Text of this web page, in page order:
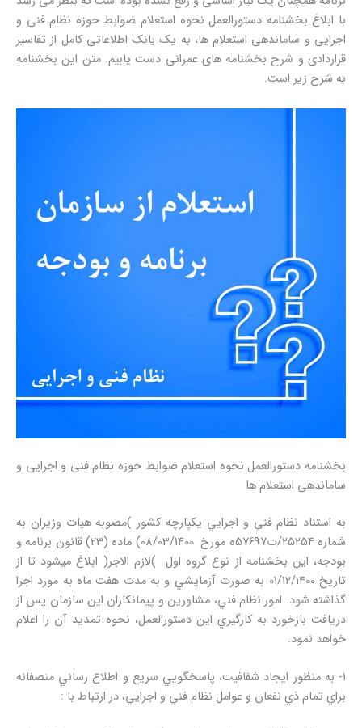
با ابلاغ بخشنامه دستورالعمل نحوه استعلام ضوابط حوزه نظام فنی و
اجرایی و ساماندهی استعلام ها، به یک بانک اطلاعاتی کامل از تفاسیر
قراردادی و شرح بخشنامه های عمرانی دست یابیم. متن این بخشنامه
به شرح زیر است.
بخشنامه دستورالعمل نحوه استعلام ضوابط حوزه نظام فنی و اجرایی و
ساماندهی استعلام ها
به استناد نظام فني و اجرايي يكپارچه کشور )مصوبه هيات وزيران به
شماره 25254/ت57697ه مورخ 08/03/1400) ماده (23) قانون برنامه و
بودجه، اين بخشنامه از نوع گروه اول )لازم الاجر( ابلاغ مي­شود تا از
تاريخ 01/12/1400 به صورت آزمايشي و به مدت هفت ماه به مورد اجرا
گذاشته شود. امور نظام فني، مشاورين و پيمانكاران اين سازمان پس از
دريافت بازخورد به کارگيري اين دستورالعمل، نحوه تمديد آن را اعلام
خواهد نمود.
1- به منظور ايجاد شفافيت، پاسخگويي سريع و اطلاع رساني منصفانه
براي تمام ذي نفعان و عوامل نظام فني و اجرايي، در ارتباط با :